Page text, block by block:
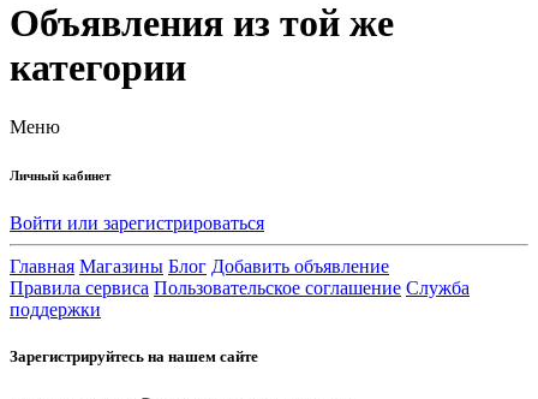
Объявления из той же
категории
Меню
Личный кабинет
Войти или зарегистрироваться
Главная Магазины Блог Добавить объявление
Правила сервиса Пользовательское соглашение Служба
поддержки
Зарегистрируйтесь на нашем сайте